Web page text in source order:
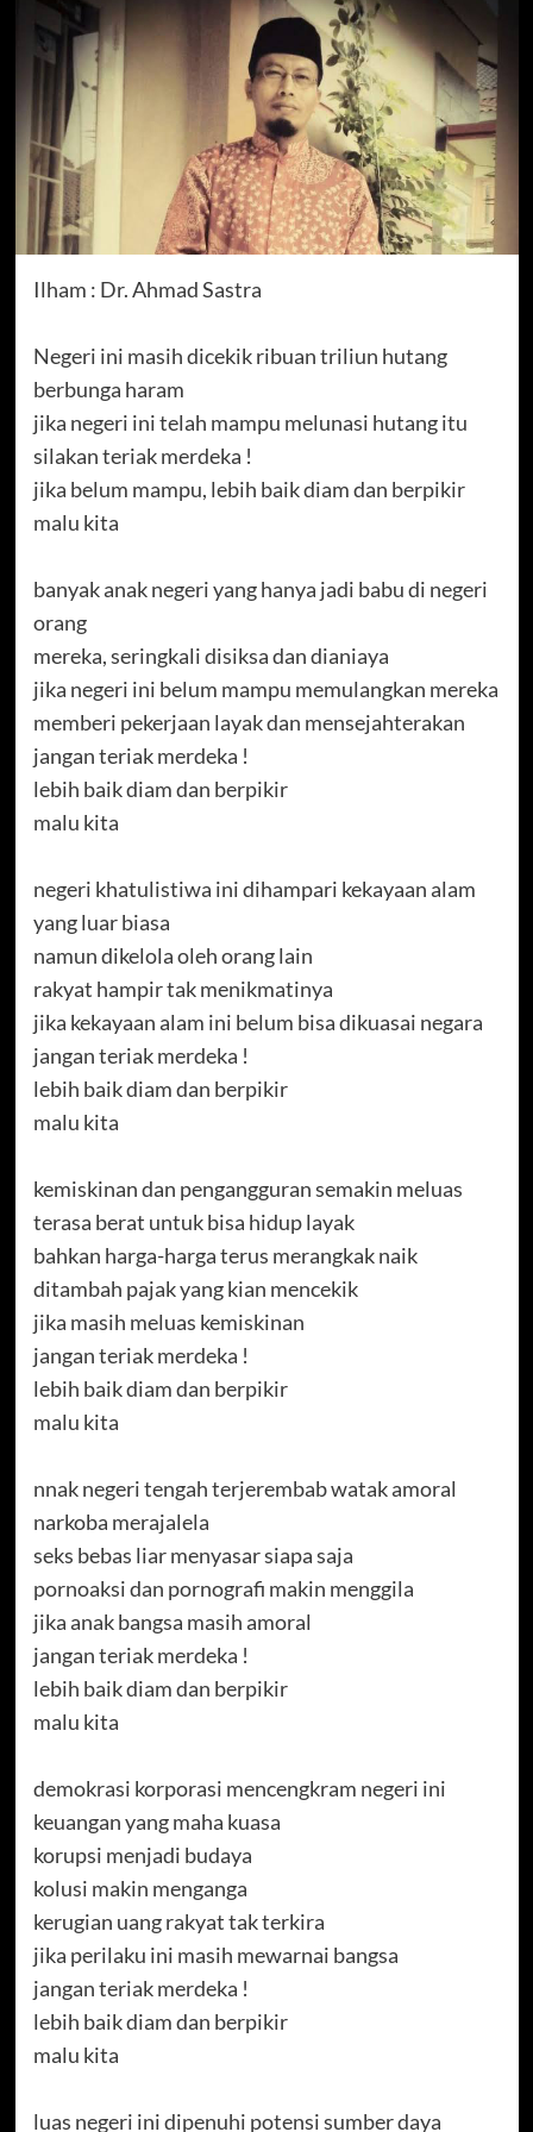
Ilham : Dr. Ahmad Sastra
Negeri ini masih dicekik ribuan triliun hutang
berbunga haram
jika negeri ini telah mampu melunasi hutang itu
silakan teriak merdeka !
jika belum mampu, lebih baik diam dan berpikir
malu kita
banyak anak negeri yang hanya jadi babu di negeri
orang
mereka, seringkali disiksa dan dianiaya
jika negeri ini belum mampu memulangkan mereka
memberi pekerjaan layak dan mensejahterakan
jangan teriak merdeka !
lebih baik diam dan berpikir
malu kita
negeri khatulistiwa ini dihampari kekayaan alam
yang luar biasa
namun dikelola oleh orang lain
rakyat hampir tak menikmatinya
jika kekayaan alam ini belum bisa dikuasai negara
jangan teriak merdeka !
lebih baik diam dan berpikir
malu kita
kemiskinan dan pengangguran semakin meluas
terasa berat untuk bisa hidup layak
bahkan harga-harga terus merangkak naik
ditambah pajak yang kian mencekik
jika masih meluas kemiskinan
jangan teriak merdeka !
lebih baik diam dan berpikir
malu kita
nnak negeri tengah terjerembab watak amoral
narkoba merajalela
seks bebas liar menyasar siapa saja
pornoaksi dan pornografi makin menggila
jika anak bangsa masih amoral
jangan teriak merdeka !
lebih baik diam dan berpikir
malu kita
demokrasi korporasi mencengkram negeri ini
keuangan yang maha kuasa
korupsi menjadi budaya
kolusi makin menganga
kerugian uang rakyat tak terkira
jika perilaku ini masih mewarnai bangsa
jangan teriak merdeka !
lebih baik diam dan berpikir
malu kita
luas negeri ini dipenuhi potensi sumber daya